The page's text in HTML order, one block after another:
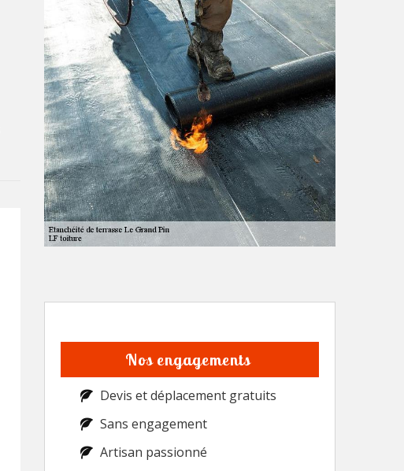
Nos engagements
Devis et déplacement gratuits
Sans engagement
Artisan passionné